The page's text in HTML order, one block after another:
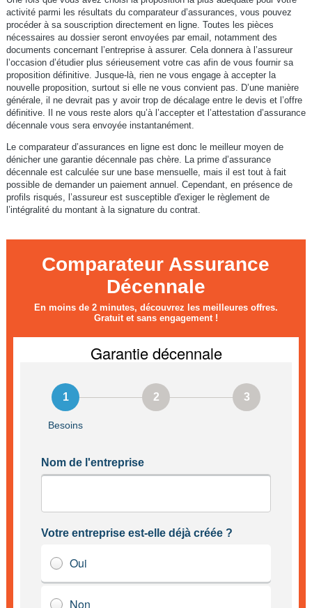
activité parmi les résultats du comparateur d’assurances, vous pouvez
procéder à sa souscription directement en ligne. Toutes les pièces
nécessaires au dossier seront envoyées par email, notamment des
documents concernant l’entreprise à assurer. Cela donnera à l’assureur
l’occasion d’étudier plus sérieusement votre cas afin de vous fournir sa
proposition définitive. Jusque-là, rien ne vous engage à accepter la
nouvelle proposition, surtout si elle ne vous convient pas. D’une manière
générale, il ne devrait pas y avoir trop de décalage entre le devis et l’offre
définitive. Il ne vous reste alors qu’à l’accepter et l’attestation d’assurance
décennale vous sera envoyée instantanément.
Le comparateur d’assurances en ligne est donc le meilleur moyen de
dénicher une garantie décennale pas chère. La prime d’assurance
décennale est calculée sur une base mensuelle, mais il est tout à fait
possible de demander un paiement annuel. Cependant, en présence de
profils risqués, l’assureur est susceptible d'exiger le règlement de
l’intégralité du montant à la signature du contrat.
Comparateur Assurance
Décennale
En moins de 2 minutes, découvrez les meilleures offres.
Gratuit et sans engagement !